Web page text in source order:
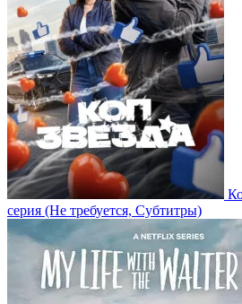
серия (Не требуется, Субтитры)